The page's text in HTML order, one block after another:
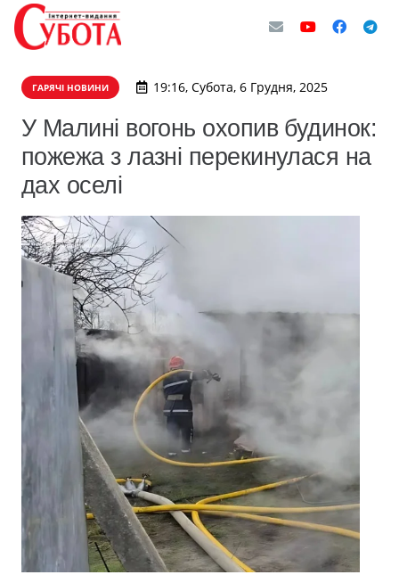
ГАРЯЧІ НОВИНИ 19:16, Субота, 6 Грудня, 2025
У Малині вогонь охопив будинок:
пожежа з лазні перекинулася на
дах оселі